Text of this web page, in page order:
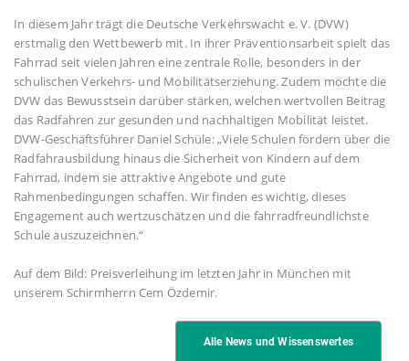
In diesem Jahr trägt die Deutsche Verkehrswacht e. V. (DVW)
erstmalig den Wettbewerb mit. In ihrer Präventionsarbeit spielt das
Fahrrad seit vielen Jahren eine zentrale Rolle, besonders in der
schulischen Verkehrs- und Mobilitätserziehung. Zudem möchte die
DVW das Bewusstsein darüber stärken, welchen wertvollen Beitrag
das Radfahren zur gesunden und nachhaltigen Mobilität leistet.
DVW-Geschäftsführer Daniel Schüle: „Viele Schulen fördern über die
Radfahrausbildung hinaus die Sicherheit von Kindern auf dem
Fahrrad, indem sie attraktive Angebote und gute
Rahmenbedingungen schaffen. Wir finden es wichtig, dieses
Engagement auch wertzuschätzen und die fahrradfreundlichste
Schule auszuzeichnen.“
Auf dem Bild: Preisverleihung im letzten Jahr in München mit
unserem Schirmherrn Cem Özdemir.
Alle News und Wissenswertes